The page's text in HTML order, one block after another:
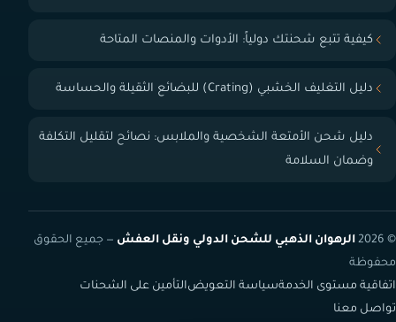
كيفية تتبع شحنتك دولياً: الأدوات والمنصات المتاحة
دليل التغليف الخشبي (Crating) للبضائع الثقيلة والحساسة
دليل شحن الأمتعة الشخصية والملابس: نصائح لتقليل التكلفة
وضمان السلامة
© 2026 الرهوان الذهبي للشحن الدولي ونقل العفش — جميع الحقوق
محفوظة
اتفاقية مستوى الخدمةسياسة التعويضالتأمين على الشحنات
تواصل معنا